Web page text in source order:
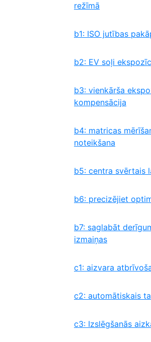
režīmā
b1: ISO jutības
b2: EV soļi
b3: vienkārša
kompensācija
b4: matricas
noteikšana
b5: centra svērtais
b6: precizējiet
b7: saglabāt
izmaiņas
c1: aizvara
c2: automātiskais
c3: Izslēgšanās